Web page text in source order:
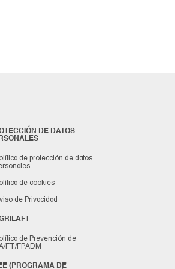
DE DATOS
de protección de datos
de cookies
de Privacidad
de Prevención de
FT/FPADM
(PROGRAMA DE